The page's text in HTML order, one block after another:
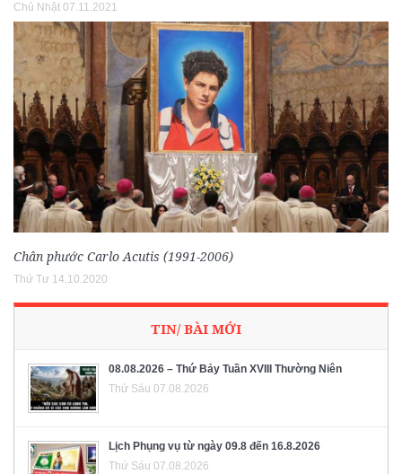
Chủ Nhật 07.11.2021
Chân phước Carlo Acutis (1991-2006)
Thứ Tư 14.10.2020
TIN/ BÀI MỚI
08.08.2026 – Thứ Bảy Tuần XVIII Thường Niên
Thứ Sáu 07.08.2026
Lịch Phụng vụ từ ngày 09.8 đến 16.8.2026
Thứ Sáu 07.08.2026